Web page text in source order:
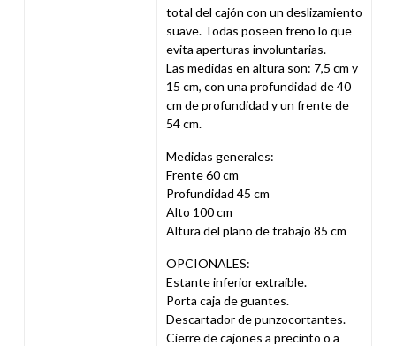
total del cajón con un deslizamiento
suave. Todas poseen freno lo que
evita aperturas involuntarias.
Las medidas en altura son: 7,5 cm y
15 cm, con una profundidad de 40
cm de profundidad y un frente de
54 cm.
Medidas generales:
Frente 60 cm
Profundidad 45 cm
Alto 100 cm
Altura del plano de trabajo 85 cm
OPCIONALES:
Estante inferior extraíble.
Porta caja de guantes.
Descartador de punzocortantes.
Cierre de cajones a precinto o a